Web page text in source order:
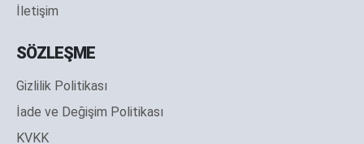
İletişim
SÖZLEŞME
Gizlilik Politikası
İade ve Değişim Politikası
KVKK